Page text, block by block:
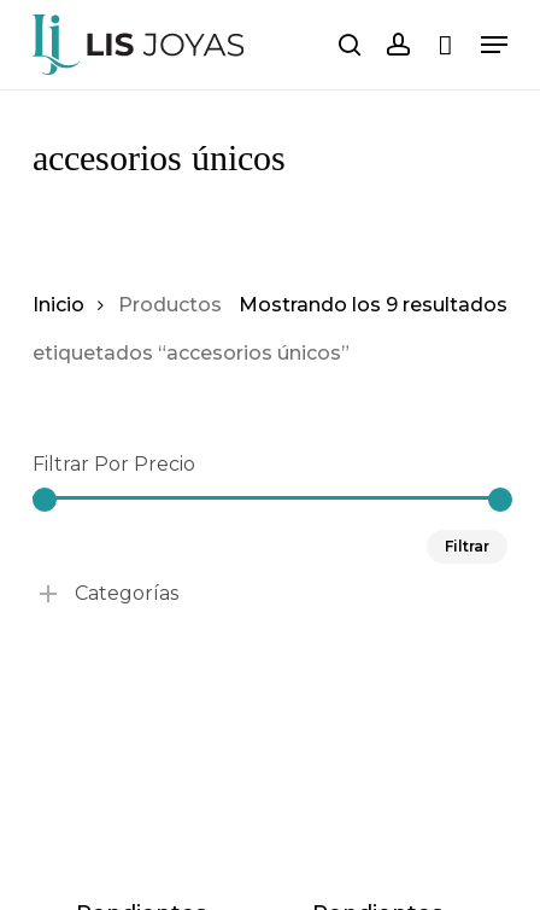
Saltar
contenido
buscarcuenta
Carro Cerrar
accesorios únicos
Mostrando los 9 resultados
Inicio Productos
etiquetados “accesorios únicos”
Filtrar Por Precio
Filtrar
Categorías